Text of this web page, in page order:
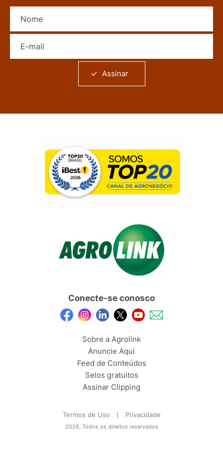
Assinar
Conecte-se conosco
Sobre a Agrolink
Anuncie Aqui
Feed de Conteúdos
Selos gratuitos
Assinar Clipping
Termos de Uso Privacidade
2026, Todos os direitos reservados